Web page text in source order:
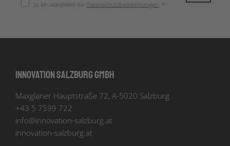
Ja, ich akzeptiere die Datenschutzbestimmungen. *
Innovation Salzburg GmbH
Maxglaner Hauptstraße 72, A-5020 Salzburg
+43 5 7599 722
info@innovation-salzburg.at
innovation-salzburg.at